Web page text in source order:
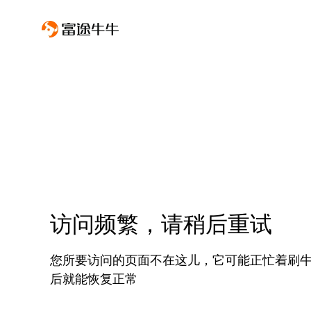
访问频繁，请稍后重试
您所要访问的页面不在这儿，它可能正忙着刷
后就能恢复正常